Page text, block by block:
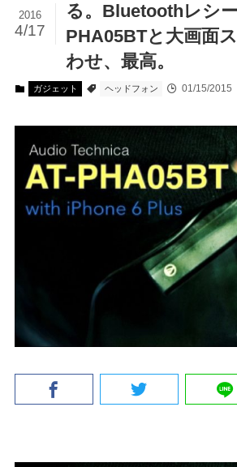
る。Bluetoothレシ
PHA05BTと大画面
わせ、最高。
2016
4/17
ガジェット ヘッドフォン 01/15/2015